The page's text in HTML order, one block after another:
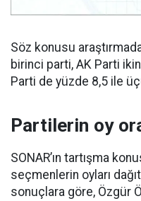
Söz konusu
birinci parti, AK Parti
Parti de yüzde 8,5 ile
Partilerin oy
SONAR’ın tartışma
seçmenlerin oyları
sonuçlara göre, Özgür